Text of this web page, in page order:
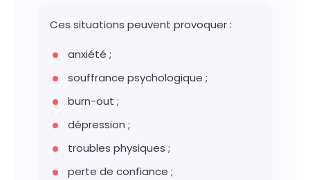
Ces situations peuvent provoquer :
anxiété ;
souffrance psychologique ;
burn-out ;
dépression ;
troubles physiques ;
perte de confiance ;